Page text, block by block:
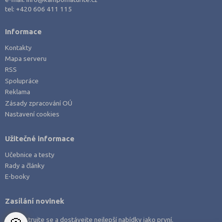
Právo
Pedagogika a sociální péče
Umělecké obory
Praktická škola
Šance na přijetí
tel: +420 606 411 115
Informace
Kontakty
Mapa serveru
RSS
Spolupráce
Reklama
Zásady zpracování OÚ
Nastavení cookies
Užitečné informace
Učebnice a testy
Rady a články
E-booky
Zasílání novinek
Zaregistrujte se a dostávejte nejlepší nabídky jako první.